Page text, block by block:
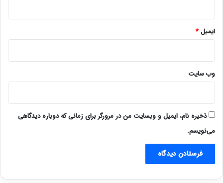
ایمیل*
وب‌ سایت
ذخیره نام، ایمیل و وبسایت من در مرورگر برای زمانی که دوباره دیدگاهی
می‌نویسم.